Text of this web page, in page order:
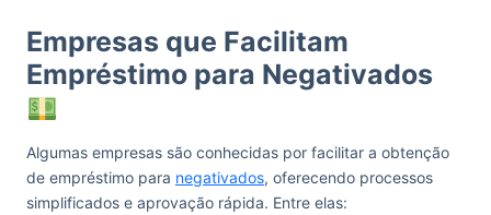
Empresas que Facilitam
Empréstimo para Negativados
Algumas empresas são conhecidas por facilitar a obtenção
de empréstimo para negativados, oferecendo processos
simplificados e aprovação rápida. Entre elas: